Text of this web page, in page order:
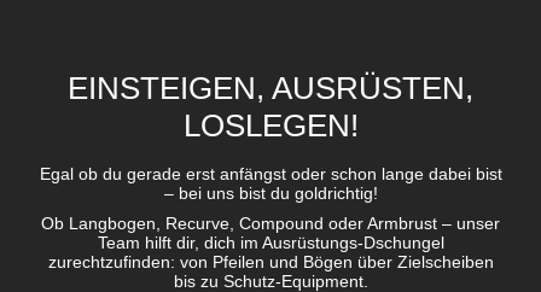
EINSTEIGEN, AUSRÜSTEN,
LOSLEGEN!
Egal ob du gerade erst anfängst oder schon lange dabei bist
– bei uns bist du goldrichtig!
Ob Langbogen, Recurve, Compound oder Armbrust – unser
Team hilft dir, dich im Ausrüstungs-Dschungel
zurechtzufinden: von Pfeilen und Bögen über Zielscheiben
bis zu Schutz-Equipment.